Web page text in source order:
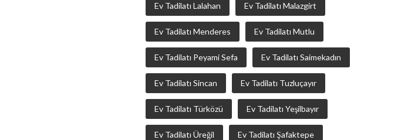
Ev Tadilatı Lalahan Ev Tadilatı Malazgirt
Ev Tadilatı Menderes Ev Tadilatı Mutlu
Ev Tadilatı Peyami Sefa Ev Tadilatı Saimekadın
Ev Tadilatı Sincan Ev Tadilatı Tuzluçayır
Ev Tadilatı Türközü Ev Tadilatı Yeşilbayır
Ev Tadilatı Üreğil Ev Tadilatı Şafaktepe